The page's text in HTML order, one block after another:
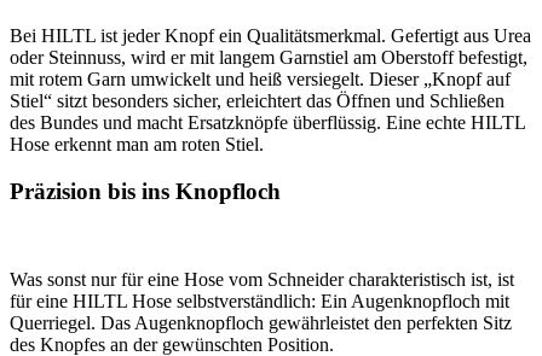
Bei HILTL ist jeder Knopf ein Qualitätsmerkmal. Gefertigt aus Urea
oder Steinnuss, wird er mit langem Garnstiel am Oberstoff befestigt,
mit rotem Garn umwickelt und heiß versiegelt. Dieser „Knopf auf
Stiel“ sitzt besonders sicher, erleichtert das Öffnen und Schließen
des Bundes und macht Ersatzknöpfe überflüssig. Eine echte HILTL
Hose erkennt man am roten Stiel.
Präzision bis ins Knopfloch
Was sonst nur für eine Hose vom Schneider charakteristisch ist, ist
für eine HILTL Hose selbstverständlich: Ein Augenknopfloch mit
Querriegel. Das Augenknopfloch gewährleistet den perfekten Sitz
des Knopfes an der gewünschten Position.